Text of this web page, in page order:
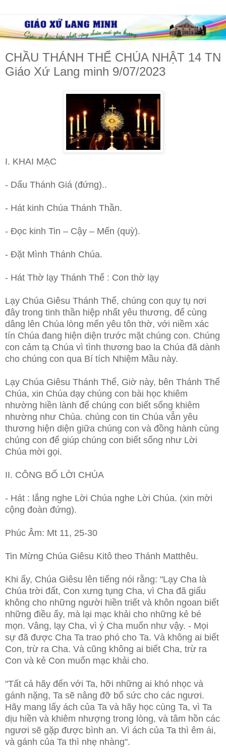
CHẦU THÁNH THỂ CHÚA NHẬT 14 TN
Giáo Xứ Lang minh 9/07/2023
I. KHAI MẠC
- Dấu Thánh Giá (đứng)..
- Hát kinh Chúa Thánh Thần.
- Đọc kinh Tin – Cậy – Mến (quỳ).
- Đặt Mình Thánh Chúa.
- Hát Thờ lạy Thánh Thể : Con thờ lạy
Lạy Chúa Giêsu Thánh Thể, chúng con quy tụ nơi
đây trong tinh thần hiệp nhất yêu thương, để cùng
dâng lên Chúa lòng mến yêu tôn thờ, với niềm xác
tín Chúa đang hiện diện trước mặt chúng con. Chúng
con cảm tạ Chúa vì tình thương bao la Chúa đã dành
cho chúng con qua Bí tích Nhiệm Mầu này.
Lạy Chúa Giêsu Thánh Thể, Giờ này, bên Thánh Thể
Chúa, xin Chúa dạy chúng con bài học khiêm
nhường hiền lành để chúng con biết sống khiêm
nhường như Chúa. chúng con tin Chúa vẫn yêu
thương hiện diện giữa chúng con và đồng hành cùng
chúng con để giúp chúng con biết sống như Lời
Chúa mời gọi.
II. CÔNG BỐ LỜI CHÚA
- Hát : lắng nghe Lời Chúa nghe Lời Chúa. (xin mời
cộng đoàn đứng).
Phúc Âm: Mt 11, 25-30
Tin Mừng Chúa Giêsu Kitô theo Thánh Matthêu.
Khi ấy, Chúa Giêsu lên tiếng nói rằng: "Lạy Cha là
Chúa trời đất, Con xưng tụng Cha, vì Cha đã giấu
không cho những người hiền triết và khôn ngoan biết
những điều ấy, mà lại mạc khải cho những kẻ bé
mọn. Vâng, lạy Cha, vì ý Cha muốn như vậy. - Mọi
sự đã được Cha Ta trao phó cho Ta. Và không ai biết
Con, trừ ra Cha. Và cũng không ai biết Cha, trừ ra
Con và kẻ Con muốn mạc khải cho.
"Tất cả hãy đến với Ta, hỡi những ai khó nhọc và
gánh nặng, Ta sẽ nâng đỡ bổ sức cho các ngươi.
Hãy mang lấy ách của Ta và hãy học cùng Ta, vì Ta
dịu hiền và khiêm nhượng trong lòng, và tâm hồn các
ngươi sẽ gặp được bình an. Vì ách của Ta thì êm ái,
và gánh của Ta thì nhẹ nhàng".